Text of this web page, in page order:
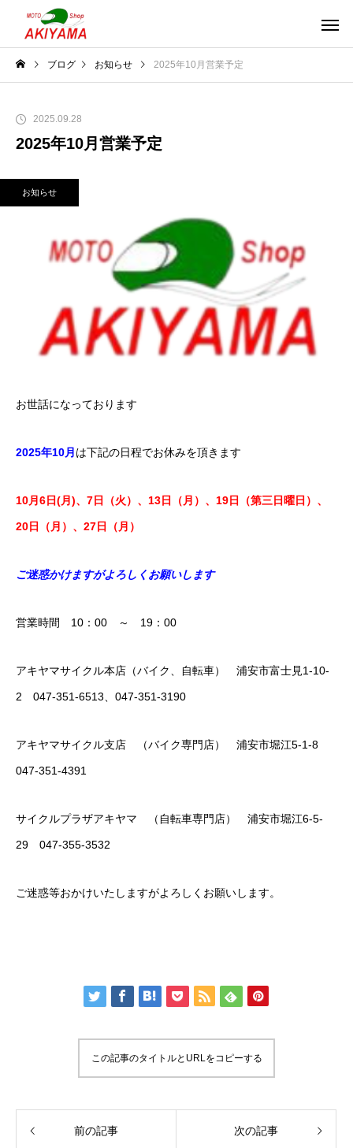
ブログ お知らせ 2025年10月営業予定
2025.09.28
2025年10月営業予定
お知らせ
お世話になっております
2025年10月 は下記の日程でお休みを頂きます
10月6日(月)、7日（火）、13日（月）、19日（第三日曜日）、
20日（月）、27日（月）
ご迷惑かけますがよろしくお願いします
営業時間 10：00 ～ 19：00
アキヤマサイクル本店（バイク、自転車） 浦安市富士見1-10-
2 047-351-6513、047-351-3190
アキヤマサイクル支店 （バイク専門店） 浦安市堀江5-1-8
047-351-4391
サイクルプラザアキヤマ （自転車専門店） 浦安市堀江6-5-
29 047-355-3532
ご迷惑等おかけいたしますがよろしくお願いします。
この記事のタイトルとURLをコピーする
前の記事 次の記事